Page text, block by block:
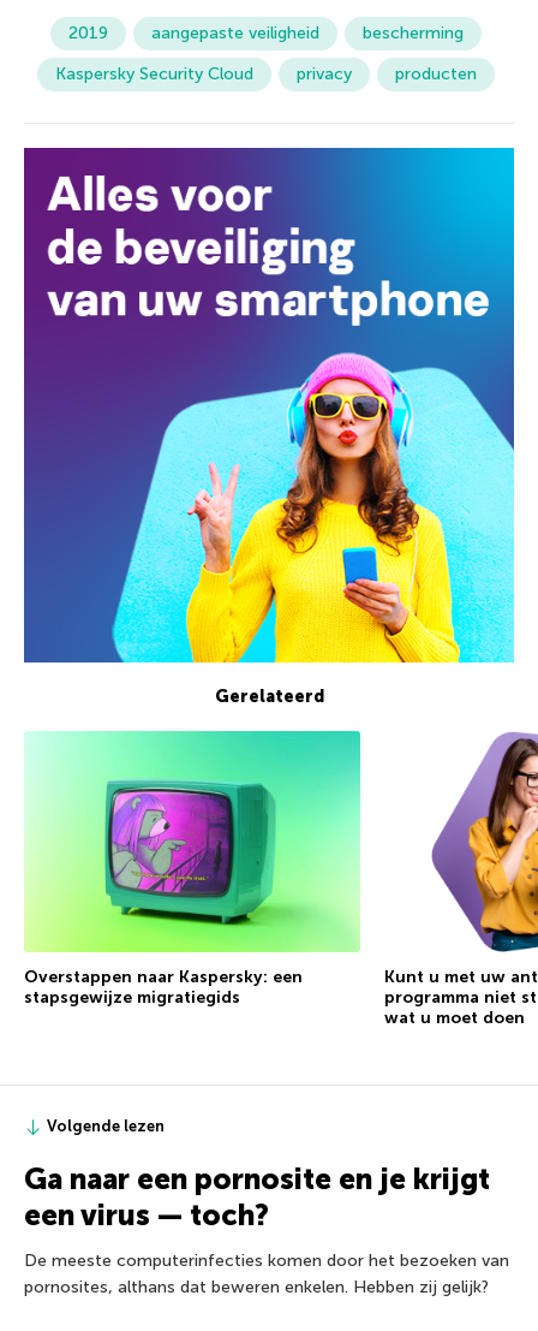
2019 aangepaste veiligheid
bescherming
Kaspersky Security Cloud
privacy producten
Gerelateerd
Overstappen naar Kaspersky: een
stapsgewijze migratiegids
Kunt u met uw
programma niet
wat u moet doen
Volgende lezen
Ga naar een pornosite en je krijgt
een virus — toch?
De meeste computerinfecties komen door het bezoeken van
pornosites, althans dat beweren enkelen. Hebben zij gelijk?